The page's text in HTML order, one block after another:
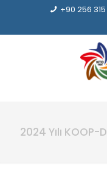
+90 256 315
2024 Yılı KOOP-